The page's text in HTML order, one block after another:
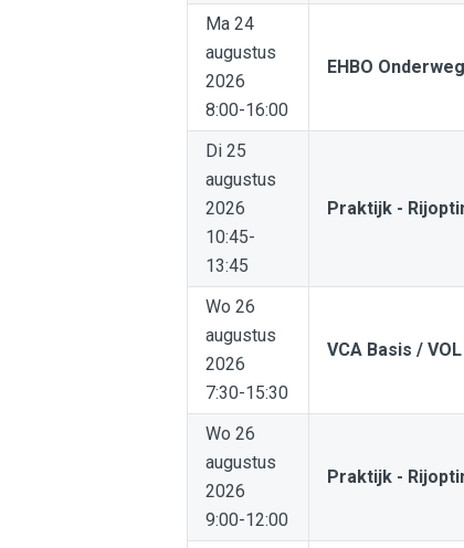
Ma 24
augustus
2026
8:00-16:00
EHBO
Di 25
augustus
2026
10:45-
13:45
Praktijk -
Wo 26
augustus
2026
7:30-15:30
VCA Basis / VOL
Wo 26
augustus
2026
9:00-12:00
Praktijk -